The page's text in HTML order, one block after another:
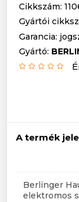
Cikkszám:
Gyártói
Garancia:
Gyártó:
A termék
Berlinger
elektromos